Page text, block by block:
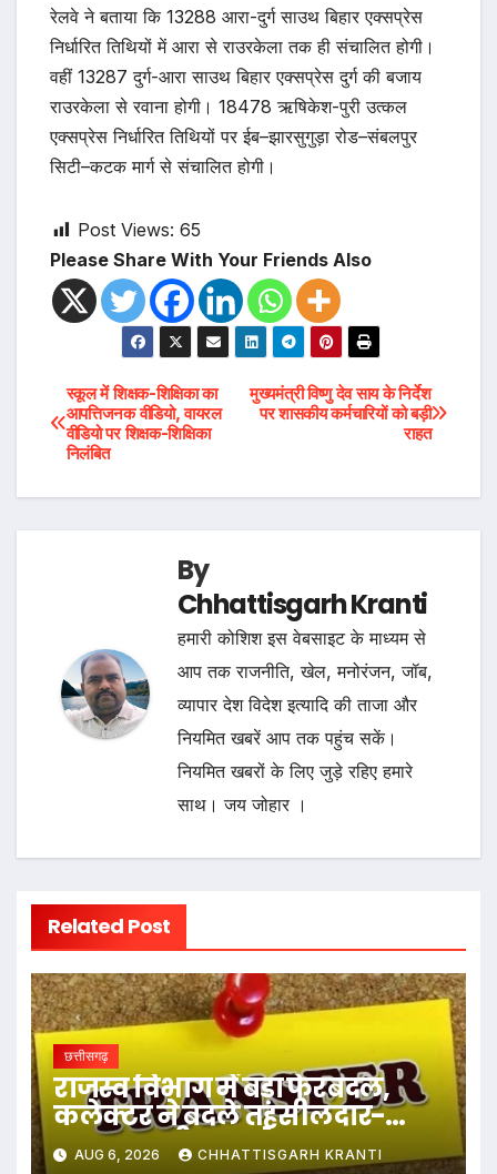
रेलवे ने बताया कि 13288 आरा-दुर्ग साउथ बिहार एक्सप्रेस
निर्धारित तिथियों में आरा से राउरकेला तक ही संचालित होगी।
वहीं 13287 दुर्ग-आरा साउथ बिहार एक्सप्रेस दुर्ग की बजाय
राउरकेला से रवाना होगी। 18478 ऋषिकेश-पुरी उत्कल
एक्सप्रेस निर्धारित तिथियों पर ईब–झारसुगुड़ा रोड–संबलपुर
सिटी–कटक मार्ग से संचालित होगी।
Post Views: 65
Please Share With Your Friends Also
Post
navigation
मुख्यमंत्री विष्णु देव साय के निर्देश
पर शासकीय कर्मचारियों को बड़ी
राहत
स्कूल में शिक्षक-शिक्षिका का
आपत्तिजनक वीडियो, वायरल
वीडियो पर शिक्षक-शिक्षिका
निलंबित
By
Chhattisgarh Kranti
हमारी कोशिश इस वेबसाइट के माध्यम से
आप तक राजनीति, खेल, मनोरंजन, जॉब,
व्यापार देश विदेश इत्यादि की ताजा और
नियमित खबरें आप तक पहुंच सकें।
नियमित खबरों के लिए जुड़े रहिए हमारे
साथ। जय जोहार ।
Related Post
छत्तीसगढ़
राजस्व विभाग में बड़ा फेरबदल,
कलेक्टर ने बदले तहसीलदार-
नायब तहसीलदार के प्रभार
AUG 6, 2026 CHHATTISGARH KRANTI